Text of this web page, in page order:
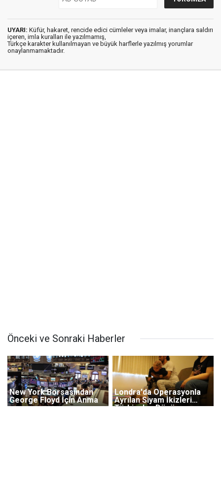
UYARI: Küfür, hakaret, rencide edici cümleler veya imalar, inançlara saldırı
içeren, imla kuralları ile yazılmamış,
Türkçe karakter kullanılmayan ve büyük harflerle yazılmış yorumlar
onaylanmamaktadır.
Önceki ve Sonraki Haberler
New York Borsasından
George Floyd İçin Anma
Londra'da Operasyonla
Ayrılan Siyam İkizleri
Türkiye'ye Dönüyor